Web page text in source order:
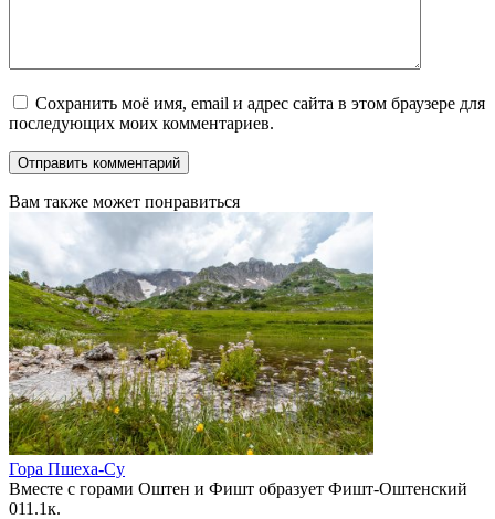
Сохранить моё имя, email и адрес сайта в этом браузере для
последующих моих комментариев.
Вам также может понравиться
Гора Пшеха-Су
Вместе с горами Оштен и Фишт образует Фишт-Оштенский
011.1к.